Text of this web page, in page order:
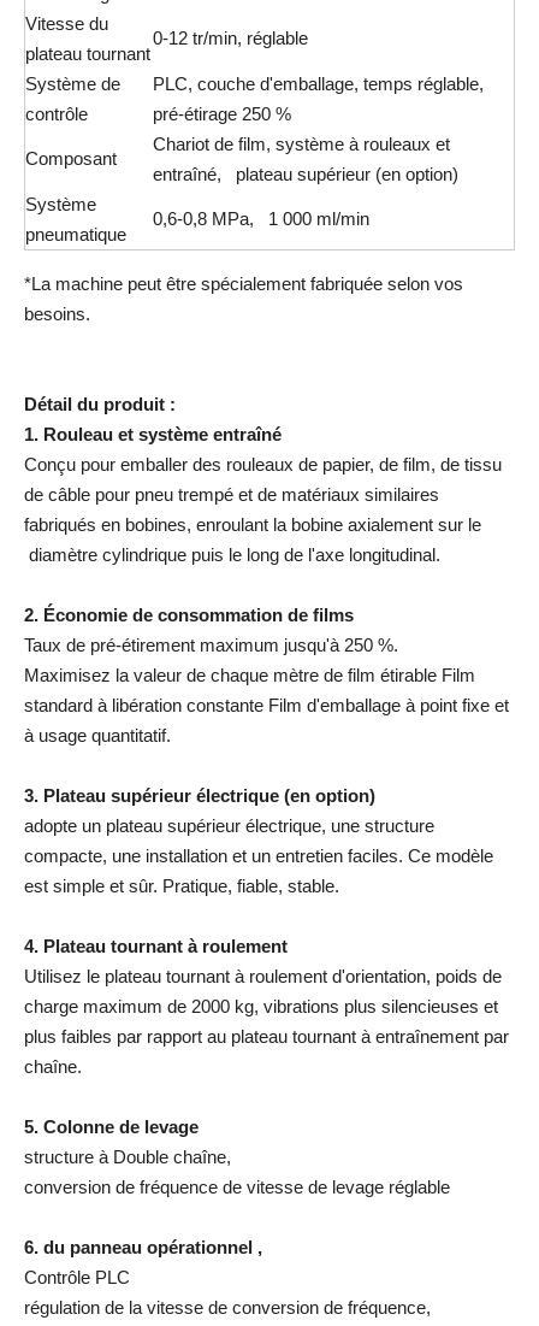
Vitesse du
plateau tournant
0-12 tr/min, réglable
Système de
contrôle
PLC, couche d'emballage, temps réglable,
pré-étirage 250 %
Composant
Chariot de film, système à rouleaux et
entraîné, plateau supérieur (en option)
Système
pneumatique
0,6-0,8 MPa, 1 000 ml/min
*La machine peut être spécialement fabriquée selon vos
besoins.
Détail du produit :
1. Rouleau et système entraîné
Conçu pour emballer des rouleaux de papier, de film, de tissu
de câble pour pneu trempé et de matériaux similaires
fabriqués en bobines, enroulant la bobine axialement sur le
diamètre cylindrique puis le long de l'axe longitudinal.
2. Économie de consommation de films
Taux de pré-étirement maximum jusqu'à 250 %.
Maximisez la valeur de chaque mètre de film étirable Film
standard à libération constante Film d'emballage à point fixe et
à usage quantitatif.
3. Plateau supérieur électrique (en option)
adopte un plateau supérieur électrique, une structure
compacte, une installation et un entretien faciles. Ce modèle
est simple et sûr. Pratique, fiable, stable.
4. Plateau tournant à roulement
Utilisez le plateau tournant à roulement d'orientation, poids de
charge maximum de 2000 kg, vibrations plus silencieuses et
plus faibles par rapport au plateau tournant à entraînement par
chaîne.
5. Colonne de levage
structure à Double chaîne,
conversion de fréquence de vitesse de levage réglable
6. du panneau opérationnel ,
Contrôle PLC
régulation de la vitesse de conversion de fréquence,